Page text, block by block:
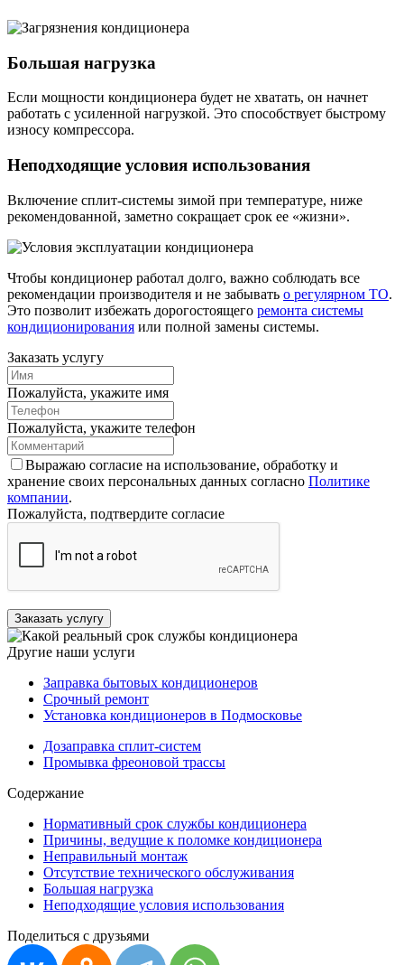
Большая нагрузка
Если мощности кондиционера будет не хватать, он начнет
работать с усиленной нагрузкой. Это способствует быстрому
износу компрессора.
Неподходящие условия использования
Включение сплит-системы зимой при температуре, ниже
рекомендованной, заметно сокращает срок ее «жизни».
Чтобы кондиционер работал долго, важно соблюдать все
рекомендации производителя и не забывать о регулярном ТО.
Это позволит избежать дорогостоящего ремонта системы
кондиционирования или полной замены системы.
Заказать услугу
Пожалуйста, укажите имя
Пожалуйста, укажите телефон
Выражаю согласие на использование, обработку и
хранение своих персональных данных согласно Политике
компании.
Пожалуйста, подтвердите согласие
Заказать услугу
Другие наши услуги
Заправка бытовых кондиционеров
Срочный ремонт
Установка кондиционеров в Подмосковье
Дозаправка сплит-систем
Промывка фреоновой трассы
Содержание
Нормативный срок службы кондиционера
Причины, ведущие к поломке кондиционера
Неправильный монтаж
Отсутствие технического обслуживания
Большая нагрузка
Неподходящие условия использования
Поделиться с друзьями